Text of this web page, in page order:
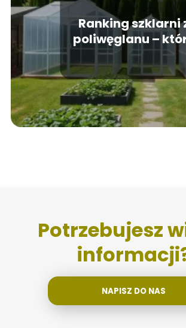
Ranking szklarni
poliwęglanu –
modele wybrać?
Potrzebujesz
NAPISZ DO NAS